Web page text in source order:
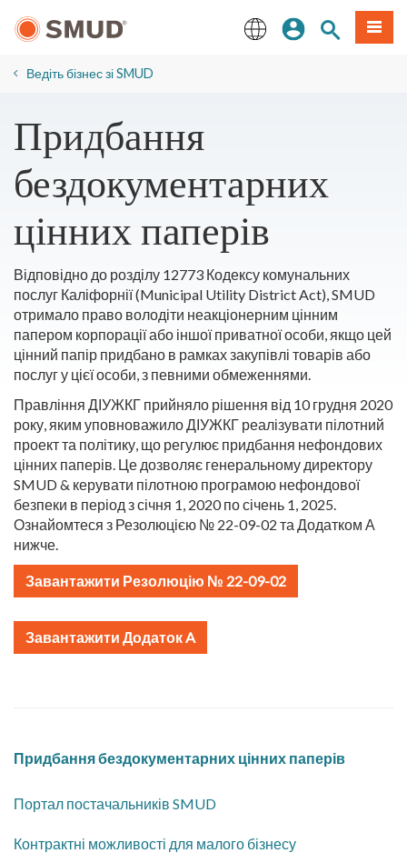
до
змісту
Увійдіть
Пошук по
Меню
Ведіть бізнес зі SMUD
Придбання
бездокументарних
цінних паперів
Відповідно до розділу 12773 Кодексу комунальних
послуг Каліфорнії (Municipal Utility District Act), SMUD
отримало право володіти неакціонерним цінним
папером корпорації або іншої приватної особи, якщо цей
цінний папір придбано в рамках закупівлі товарів або
послуг у цієї особи, з певними обмеженнями.
Правління ДІУЖКГ прийняло рішення від 10 грудня 2020
року, яким уповноважило ДІУЖКГ реалізувати пілотний
проект та політику, що регулює придбання нефондових
цінних паперів. Це дозволяє генеральному директору
SMUD & керувати пілотною програмою нефондової
безпеки в період з січня 1, 2020 по січень 1, 2025.
Ознайомтеся з Резолюцією № 22-09-02 та Додатком А
нижче.
Завантажити Резолюцію № 22-09-02
Завантажити Додаток A
Придбання бездокументарних цінних паперів
Портал постачальників SMUD
Контрактні можливості для малого бізнесу